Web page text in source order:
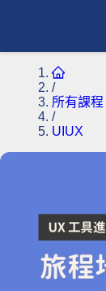
/
所有課程
/
UIUX